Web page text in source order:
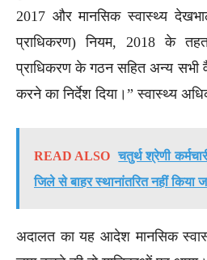
2017 और मानसिक स्वास्थ्य
प्राधिकरण) नियम, 2018 के
प्राधिकरण के गठन सहित अन्य सभी
करने का निर्देश दिया।” स्वास्थ्य
READ ALSO
चतुर्थ श्रेणी
जिले से बाहर स्थानांतरित नहीं किया
अदालत का यह आदेश मानसिक